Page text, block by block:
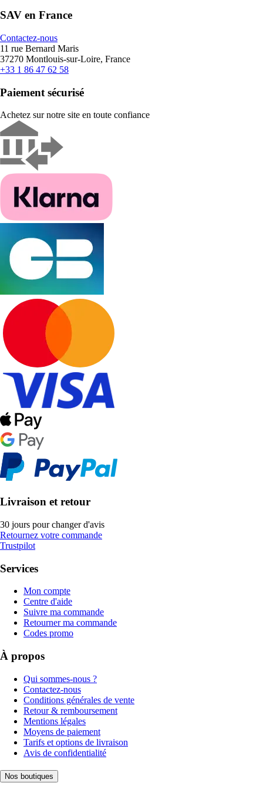
SAV en France
Contactez-nous
11 rue Bernard Maris
37270 Montlouis-sur-Loire, France
+33 1 86 47 62 58
Paiement sécurisé
Achetez sur notre site en toute confiance
Livraison et retour
30 jours pour changer d'avis
Retournez votre commande
Trustpilot
Services
Mon compte
Centre d'aide
Suivre ma commande
Retourner ma commande
Codes promo
À propos
Qui sommes-nous ?
Contactez-nous
Conditions générales de vente
Retour & remboursement
Mentions légales
Moyens de paiement
Tarifs et options de livraison
Avis de confidentialité
Nos boutiques